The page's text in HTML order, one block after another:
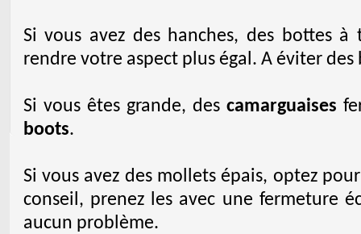
Si vous avez des hanches, des bottes
rendre votre aspect plus égal. A éviter des
Si vous êtes grande, des camarguaises
boots.
Si vous avez des mollets épais, optez
conseil, prenez les avec une fermeture
aucun problème.